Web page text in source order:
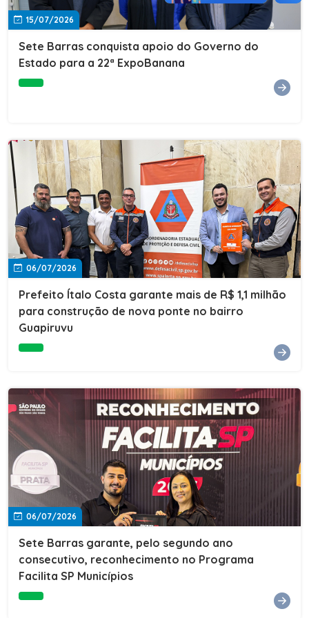
15/07/2026
Sete Barras conquista apoio do Governo do
Estado para a 22ª ExpoBanana
06/07/2026
Prefeito Ítalo Costa garante mais de R$ 1,1 milhão
para construção de nova ponte no bairro
Guapiruvu
06/07/2026
Sete Barras garante, pelo segundo ano
consecutivo, reconhecimento no Programa
Facilita SP Municípios